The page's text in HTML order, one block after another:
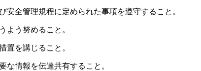
全管理規程に定められた事項を遵守すること。
う努めること。
を講じること。
情報を伝達共有すること。